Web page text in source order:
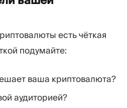
есть чёткая
подумайте:
ваша криптовалюта?
аудиторией?